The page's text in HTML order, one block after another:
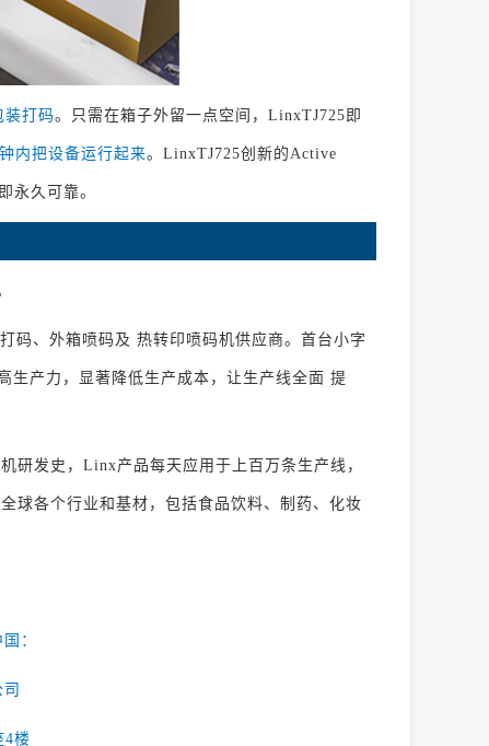
装打码。只需在箱子外留一点空间，LinxTJ725即
内把设备运行起来。LinxTJ725创新的Active
永久可靠。
码、外箱喷码及 热转印喷码机供应商。首台小字
生产力，显著降低生产成本，让生产线全面 提
研发史，Linx产品每天应用于上百万条生产线，
球各个行业和基材，包括食品饮料、制药、化妆
：
4楼